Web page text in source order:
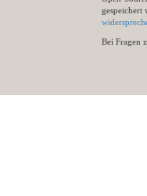
gespeichert
Bei Fragen